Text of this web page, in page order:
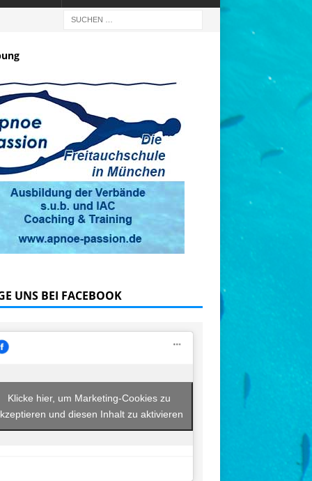
UNS BEI FACEBOOK
Klicke hier, um Marketing-Cookies zu
und diesen Inhalt zu aktivieren